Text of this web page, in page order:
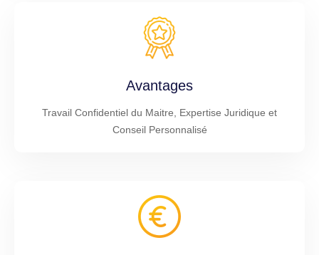
Avantages
Travail Confidentiel du Maitre, Expertise Juridique et
Conseil Personnalisé